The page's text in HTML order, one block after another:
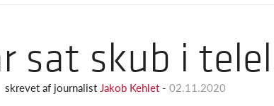
sat skub i
skrevet af journalist Jakob Kehlet - 02.11.2020